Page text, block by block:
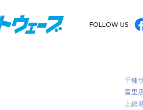
FOLLOW US
千種
富里
上総